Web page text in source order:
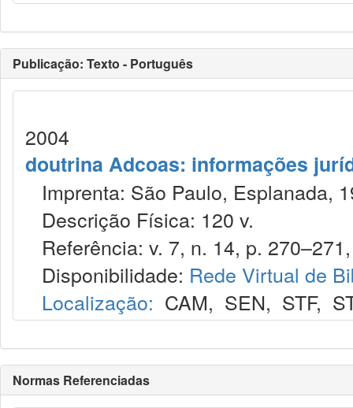
Publicação: Texto - Português
2004
doutrina Adcoas: informações
Imprenta: São Paulo, Esplanada,
Descrição Física: 120 v.
Referência: v. 7, n. 14, p.
Disponibilidade: Rede Virtual de
Localização: CAM, SEN, STF,
Normas Referenciadas